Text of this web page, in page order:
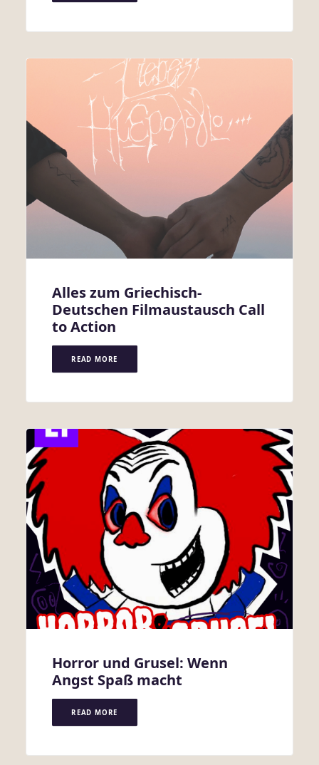
Alles zum Griechisch-
Deutschen Filmaustausch Call
to Action
READ MORE
Horror und Grusel: Wenn
Angst Spaß macht
READ MORE